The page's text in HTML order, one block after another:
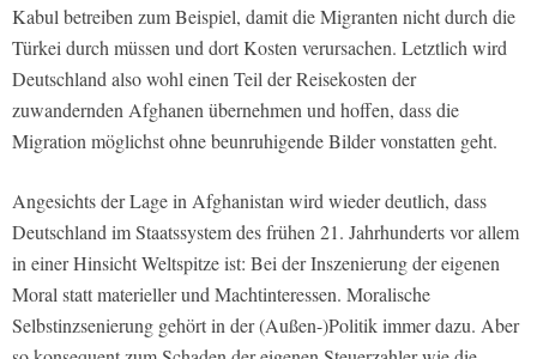
Kabul betreiben zum Beispiel, damit die Migranten nicht durch die
Türkei durch müssen und dort Kosten verursachen. Letztlich wird
Deutschland also wohl einen Teil der Reisekosten der
zuwandernden Afghanen übernehmen und hoffen, dass die
Migration möglichst ohne beunruhigende Bilder vonstatten geht.
Angesichts der Lage in Afghanistan wird wieder deutlich, dass
Deutschland im Staatssystem des frühen 21. Jahrhunderts vor allem
in einer Hinsicht Weltspitze ist: Bei der Inszenierung der eigenen
Moral statt materieller und Machtinteressen. Moralische
Selbstinzsenierung gehört in der (Außen-)Politik immer dazu. Aber